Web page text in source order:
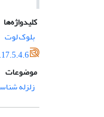
کلیدواژه‌ها
بلوک لوت
موضوعات
زلزله